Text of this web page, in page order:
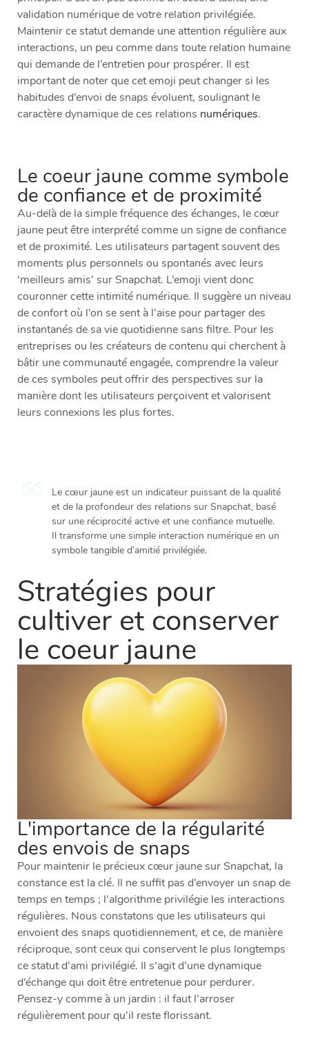
validation numérique de votre relation privilégiée.
Maintenir ce statut demande une attention régulière aux
interactions, un peu comme dans toute relation humaine
qui demande de l’entretien pour prospérer. Il est
important de noter que cet emoji peut changer si les
habitudes d’envoi de snaps évoluent, soulignant le
caractère dynamique de ces relations numériques.
Le coeur jaune comme symbole
de confiance et de proximité
Au-delà de la simple fréquence des échanges, le cœur
jaune peut être interprété comme un signe de confiance
et de proximité. Les utilisateurs partagent souvent des
moments plus personnels ou spontanés avec leurs
‘meilleurs amis’ sur Snapchat. L’emoji vient donc
couronner cette intimité numérique. Il suggère un niveau
de confort où l’on se sent à l’aise pour partager des
instantanés de sa vie quotidienne sans filtre. Pour les
entreprises ou les créateurs de contenu qui cherchent à
bâtir une communauté engagée, comprendre la valeur
de ces symboles peut offrir des perspectives sur la
manière dont les utilisateurs perçoivent et valorisent
leurs connexions les plus fortes.
Le cœur jaune est un indicateur puissant de la qualité
et de la profondeur des relations sur Snapchat, basé
sur une réciprocité active et une confiance mutuelle.
Il transforme une simple interaction numérique en un
symbole tangible d’amitié privilégiée.
Stratégies pour
cultiver et conserver
le coeur jaune
L'importance de la régularité
des envois de snaps
Pour maintenir le précieux cœur jaune sur Snapchat, la
constance est la clé. Il ne suffit pas d’envoyer un snap de
temps en temps ; l’algorithme privilégie les interactions
régulières. Nous constatons que les utilisateurs qui
envoient des snaps quotidiennement, et ce, de manière
réciproque, sont ceux qui conservent le plus longtemps
ce statut d’ami privilégié. Il s’agit d’une dynamique
d’échange qui doit être entretenue pour perdurer.
Pensez-y comme à un jardin : il faut l’arroser
régulièrement pour qu’il reste florissant.